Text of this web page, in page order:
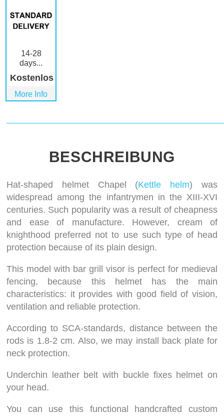
14-28
days...
Kostenlos
More Info
BESCHREIBUNG
Hat-shaped helmet Chapel (Kettle helm) was
widespread among the infantrymen in the XIII-XVI
centuries. Such popularity was a result of cheapness
and ease of manufacture. However, cream of
knighthood preferred not to use such type of head
protection because of its plain design.
This model with bar grill visor is perfect for medieval
fencing, because this helmet has the main
characteristics: it provides with good field of vision,
ventilation and reliable protection.
According to SCA-standards, distance between the
rods is 1.8-2 cm. Also, we may install back plate for
neck protection.
Underchin leather belt with buckle fixes helmet on
your head.
You can use this functional handcrafted custom